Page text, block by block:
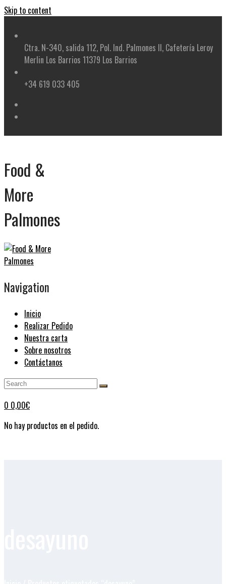
Skip to content
Ctra. N-340, salida 112, Pol. Ind. Palmones II, Cafetería Leroy
Merlin Los Barrios 11379 Los Barrios
+34 619 033 405
Food &
More
Palmones
Navigation
Inicio
Realizar Pedido
Nuestra carta
Sobre nosotros
Contáctanos
0 0,00€
No hay productos en el pedido.